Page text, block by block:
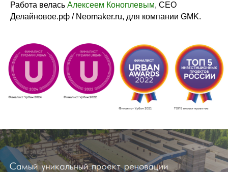
Работа велась Алексеем Коноплевым, CEO
Делайновое.рф / Neomaker.ru, для компании GMK.